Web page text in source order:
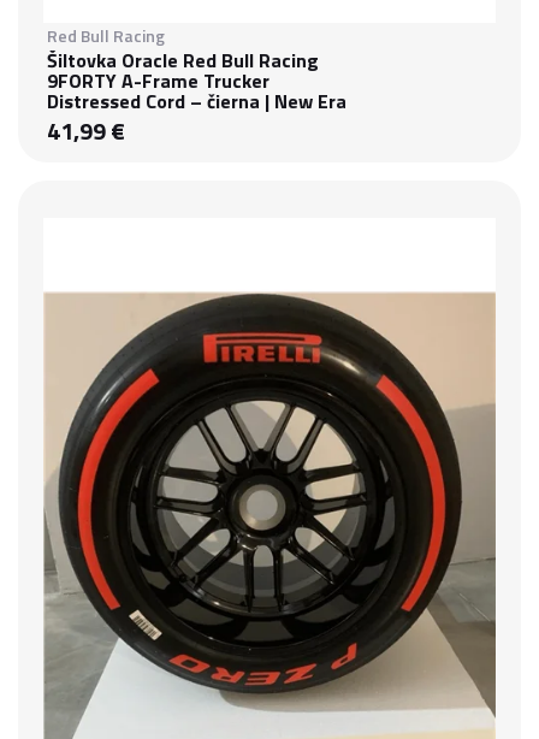
Red Bull Racing
Šiltovka Oracle Red Bull Racing
9FORTY A-Frame Trucker
Distressed Cord – čierna | New Era
41,99 €